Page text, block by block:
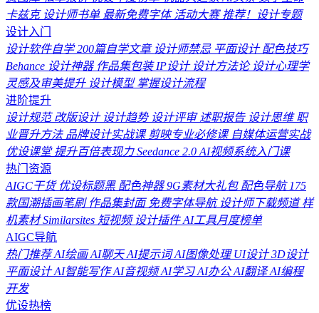
卡兹克设计师书单最新免费字体活动大赛推荐！设计专题
设计入门
设计软件自学200篇自学文章设计师禁忌平面设计配色技巧
Behance 设计神器作品集包装IP设计设计方法论设计心理学
灵感及审美提升设计模型掌握设计流程
进阶提升
设计规范改版设计设计趋势设计评审述职报告设计思维职
业晋升方法品牌设计实战课剪映专业必修课自媒体运营实战
优设课堂提升百倍表现力Seedance 2.0 AI视频系统入门课
热门资源
AIGC干货优设标题黑配色神器9G素材大礼包配色导航175
款国潮插画笔刷作品集封面免费字体导航设计师下载频道样
机素材Similarsites 短视频设计插件AI工具月度榜单
AIGC导航
热门推荐AI绘画AI聊天AI提示词AI图像处理UI设计3D设计
平面设计AI智能写作AI音视频AI学习AI办公AI翻译AI编程
开发
优设热榜